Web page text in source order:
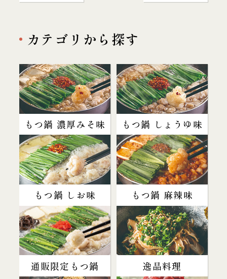
カテゴリから探す
もつ鍋 濃厚みそ味 もつ鍋 しょうゆ味
もつ鍋 しお味 もつ鍋 麻辣味
通販限定もつ鍋 逸品料理